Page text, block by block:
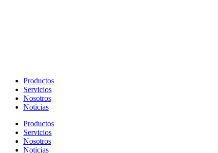
Productos
Servicios
Nosotros
Noticias
Productos
Servicios
Nosotros
Noticias